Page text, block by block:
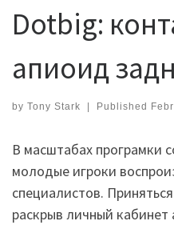
Dotbig:
апиоид
by Tony Stark | Published
В масштабах програмки
молодые игроки
специалистов.
раскрыв личный